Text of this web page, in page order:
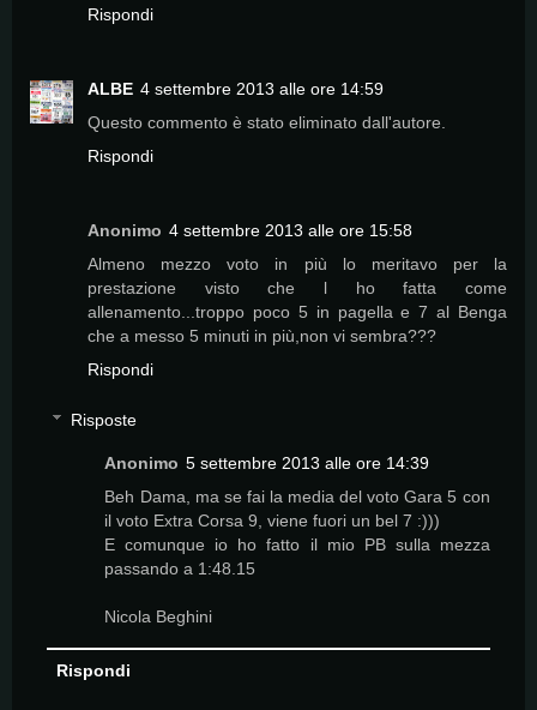
Rispondi
ALBE 4 settembre 2013 alle ore 14:59
Questo commento è stato eliminato dall'autore.
Rispondi
Anonimo 4 settembre 2013 alle ore 15:58
Almeno mezzo voto in più lo meritavo per la
prestazione visto che l ho fatta come
allenamento...troppo poco 5 in pagella e 7 al Benga
che a messo 5 minuti in più,non vi sembra???
Rispondi
Risposte
Anonimo 5 settembre 2013 alle ore 14:39
Beh Dama, ma se fai la media del voto Gara 5 con
il voto Extra Corsa 9, viene fuori un bel 7 :)))
E comunque io ho fatto il mio PB sulla mezza
passando a 1:48.15
Nicola Beghini
Rispondi